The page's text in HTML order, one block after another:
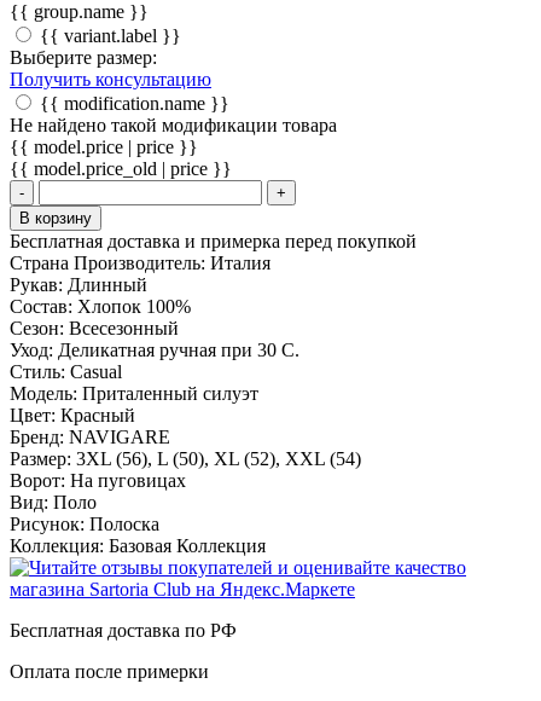
{{ group.name }}
{{ variant.label }}
Выберите размер:
Получить консультацию
{{ modification.name }}
Не найдено такой модификации товара
{{ model.price | price }}
{{ model.price_old | price }}
-
+
В корзину
Бесплатная доставка и примерка перед покупкой
Страна Производитель: Италия
Рукав: Длинный
Состав: Хлопок 100%
Сезон: Всесезонный
Уход: Деликатная ручная при 30 С.
Стиль: Casual
Модель: Приталенный силуэт
Цвет: Красный
Бренд: NAVIGARE
Размер: 3XL (56), L (50), XL (52), XXL (54)
Ворот: На пуговицах
Вид: Поло
Рисунок: Полоска
Коллекция: Базовая Коллекция
Бесплатная доставка по РФ
Оплата после примерки